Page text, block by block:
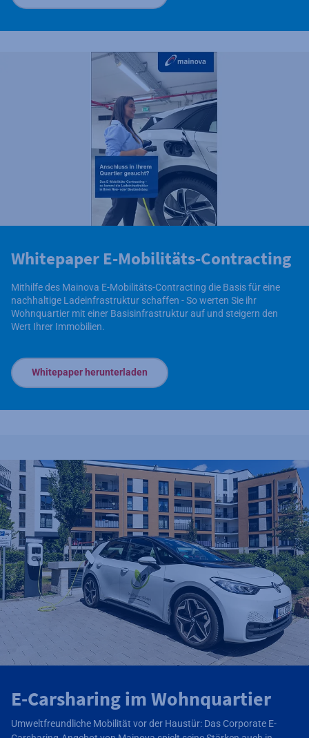
Whitepaper E-Mobilitäts-Contracting
Mithilfe des Mainova E-Mobilitäts-Contracting die Basis für eine
nachhaltige Ladeinfrastruktur schaffen - So werten Sie ihr
Wohnquartier mit einer Basisinfrastruktur auf und steigern den
Wert Ihrer Immobilien.
Whitepaper herunterladen
E-Carsharing im Wohnquartier
Umweltfreundliche Mobilität vor der Haustür: Das Corporate E-